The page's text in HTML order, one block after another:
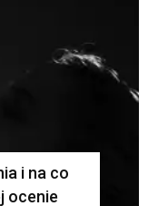
i na co
ocenie